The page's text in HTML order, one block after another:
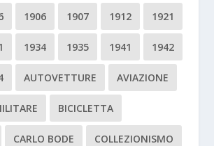
1906 1907 1912 1921
1934 1935 1941 1942
AUTOVETTURE AVIAZIONE
BICICLETTA
CARLO BODE COLLEZIONISMO